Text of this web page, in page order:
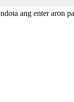
ang enter aron